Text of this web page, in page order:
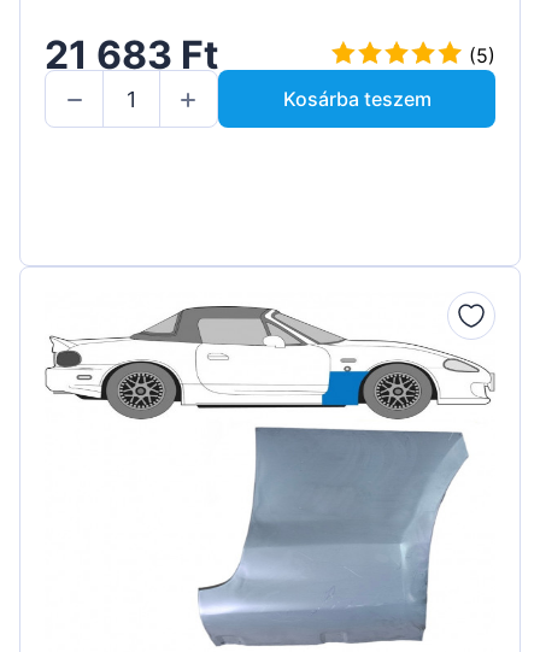
21 683 Ft
(5)
Kosárba teszem